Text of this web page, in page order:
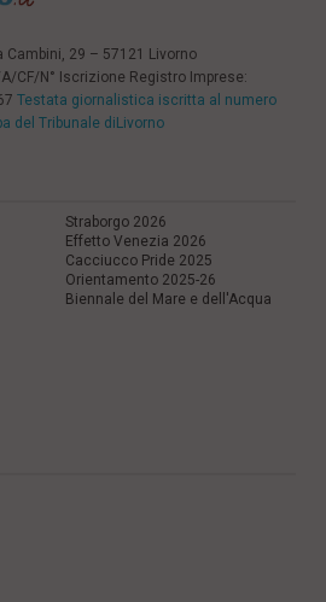
29 – 57121 Livorno
CF/N° Iscrizione Registro Imprese:
Testata giornalistica iscritta al numero
del Tribunale diLivorno
Straborgo 2026
Effetto Venezia 2026
Cacciucco Pride 2025
Orientamento 2025-26
Biennale del Mare e dell'Acqua